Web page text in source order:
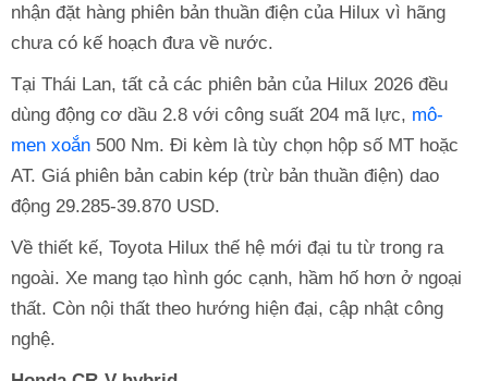
nhận đặt hàng phiên bản thuần điện của Hilux vì hãng
chưa có kế hoạch đưa về nước.
Tại Thái Lan, tất cả các phiên bản của Hilux 2026 đều
dùng động cơ dầu 2.8 với công suất 204 mã lực, mô-
men xoắn 500 Nm. Đi kèm là tùy chọn hộp số MT hoặc
AT. Giá phiên bản cabin kép (trừ bản thuần điện) dao
động 29.285-39.870 USD.
Về thiết kế, Toyota Hilux thế hệ mới đại tu từ trong ra
ngoài. Xe mang tạo hình góc cạnh, hầm hố hơn ở ngoại
thất. Còn nội thất theo hướng hiện đại, cập nhật công
nghệ.